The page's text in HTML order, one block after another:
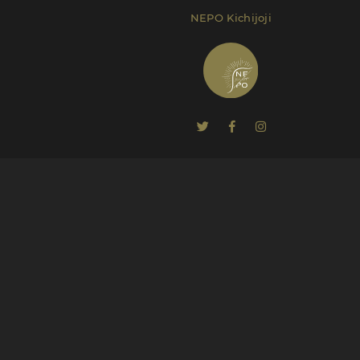
NEPO Kichijoji